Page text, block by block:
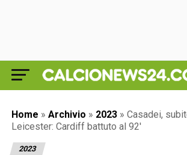
Home » Archivio » 2023 » Casadei,
Leicester: Cardiff battuto al 92′
2023